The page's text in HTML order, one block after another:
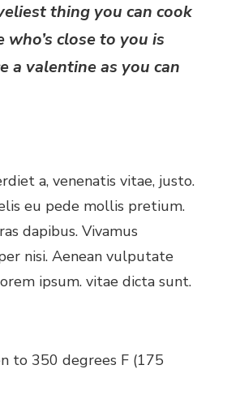
thing you can cook
who’s close to you is
a valentine as you can
a, venenatis vitae, justo.
eu pede mollis pretium.
dapibus. Vivamus
nisi. Aenean vulputate
ipsum. vitae dicta sunt.
to 350 degrees F (175